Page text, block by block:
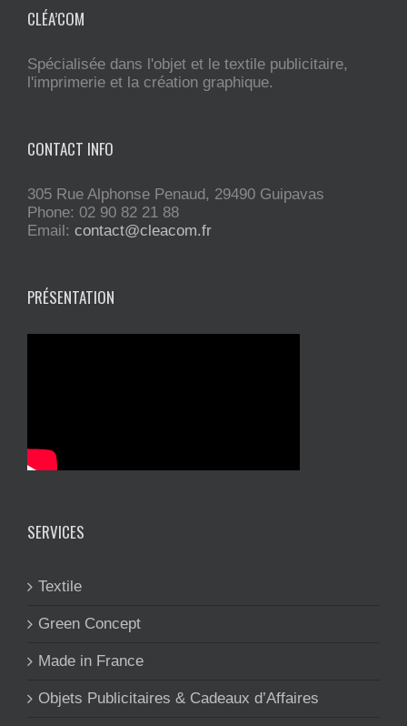
CLÉA’COM
Spécialisée dans l'objet et le textile publicitaire,
l'imprimerie et la création graphique.
CONTACT INFO
305 Rue Alphonse Penaud, 29490 Guipavas
Phone: 02 90 82 21 88
Email: contact@cleacom.fr
PRÉSENTATION
SERVICES
Textile
Green Concept
Made in France
Objets Publicitaires & Cadeaux d’Affaires